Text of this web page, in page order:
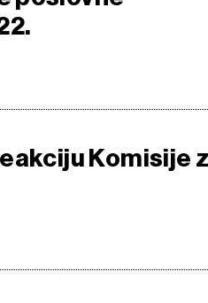
Komisije